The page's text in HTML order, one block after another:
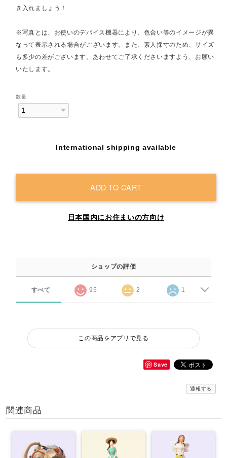
き入れましょう！
※写真とは、お使いのデバイス機器により、色合い等のイメージが異
なって表示される場合がございます。また、素人採寸のため、サイズ
も多少の差がございます。あわせてご了承くださいますよう、お願い
いたします。
数量
International shipping available
ADD TO CART
日本国内にお住まいの方向け
ショップの評価
すべて 95 2 1
この商品をアプリで見る
Save
通報する
関連商品